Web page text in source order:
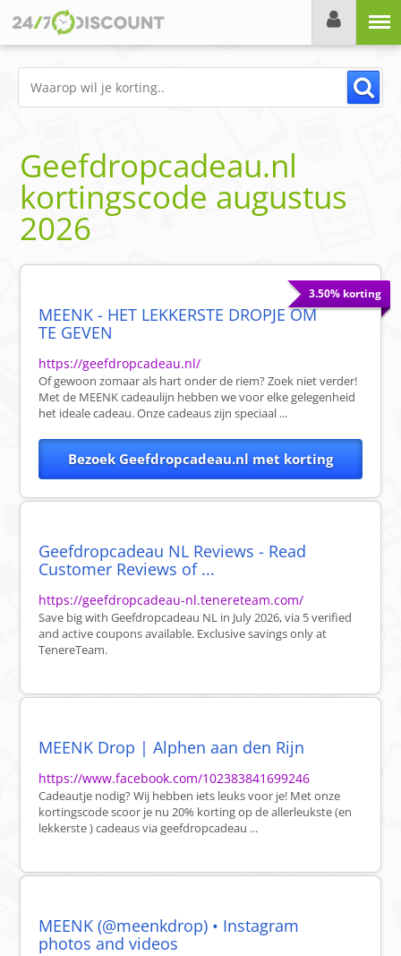
Geefdropcadeau.nl
kortingscode augustus
2026
3.50% korting
MEENK - HET LEKKERSTE DROPJE OM
TE GEVEN
https://geefdropcadeau.nl/
Of gewoon zomaar als hart onder de riem? Zoek niet verder!
Met de MEENK cadeaulijn hebben we voor elke gelegenheid
het ideale cadeau. Onze cadeaus zijn speciaal ...
Bezoek Geefdropcadeau.nl met korting
Geefdropcadeau NL Reviews - Read
Customer Reviews of ...
https://geefdropcadeau-nl.tenereteam.com/
Save big with Geefdropcadeau NL in July 2026, via 5 verified
and active coupons available. Exclusive savings only at
TenereTeam.
MEENK Drop | Alphen aan den Rijn
https://www.facebook.com/102383841699246
Cadeautje nodig? Wij hebben iets leuks voor je! Met onze
kortingscode scoor je nu 20% korting op de allerleukste (en
lekkerste ) cadeaus via geefdropcadeau ...
MEENK (@meenkdrop) • Instagram
photos and videos